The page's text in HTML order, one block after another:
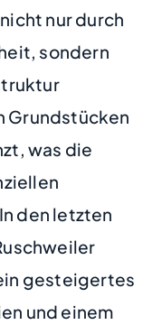
nur durch
sondern
Grundstücken
was die
den letzten
gesteigertes
und einem